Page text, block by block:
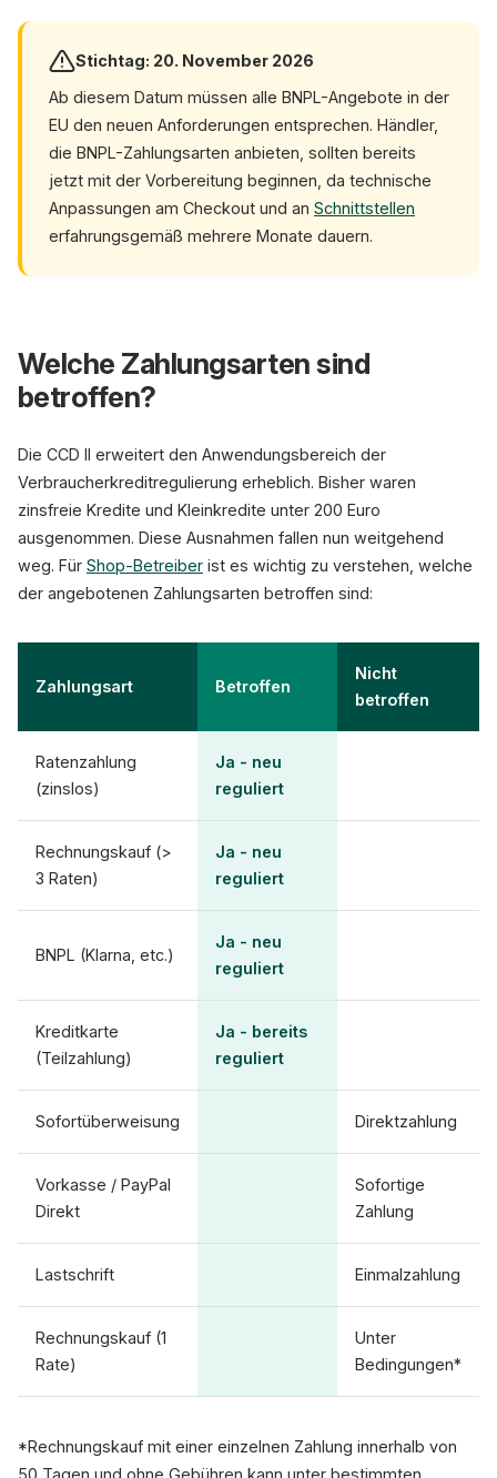
Stichtag: 20. November 2026
Ab diesem Datum müssen alle BNPL-Angebote in der
EU den neuen Anforderungen entsprechen. Händler,
die BNPL-Zahlungsarten anbieten, sollten bereits
jetzt mit der Vorbereitung beginnen, da technische
Anpassungen am Checkout und an Schnittstellen
erfahrungsgemäß mehrere Monate dauern.
Welche Zahlungsarten sind
betroffen?
Die CCD II erweitert den Anwendungsbereich der
Verbraucherkreditregulierung erheblich. Bisher waren
zinsfreie Kredite und Kleinkredite unter 200 Euro
ausgenommen. Diese Ausnahmen fallen nun weitgehend
weg. Für Shop-Betreiber ist es wichtig zu verstehen, welche
der angebotenen Zahlungsarten betroffen sind:
Zahlungsart Betroffen
Nicht
betroffen
Ratenzahlung
(zinslos)
Ja - neu
reguliert
Rechnungskauf (>
3 Raten)
Ja - neu
reguliert
BNPL (Klarna, etc.)
Ja - neu
reguliert
Kreditkarte
(Teilzahlung)
Ja - bereits
reguliert
Sofortüberweisung Direktzahlung
Vorkasse / PayPal
Direkt
Sofortige
Zahlung
Lastschrift Einmalzahlung
Rechnungskauf (1
Rate)
Unter
Bedingungen*
*Rechnungskauf mit einer einzelnen Zahlung innerhalb von
50 Tagen und ohne Gebühren kann unter bestimmten